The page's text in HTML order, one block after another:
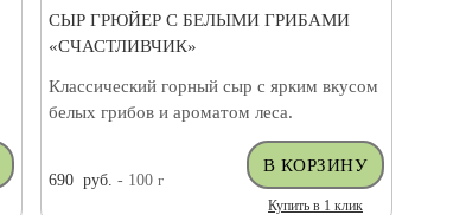
СЫР ГРЮЙЕР С БЕЛЫМИ ГРИБАМИ
«СЧАСТЛИВЧИК»
Классический горный сыр с ярким вкусом
белых грибов и ароматом леса.
690 руб. - 100г
Купить в 1 клик